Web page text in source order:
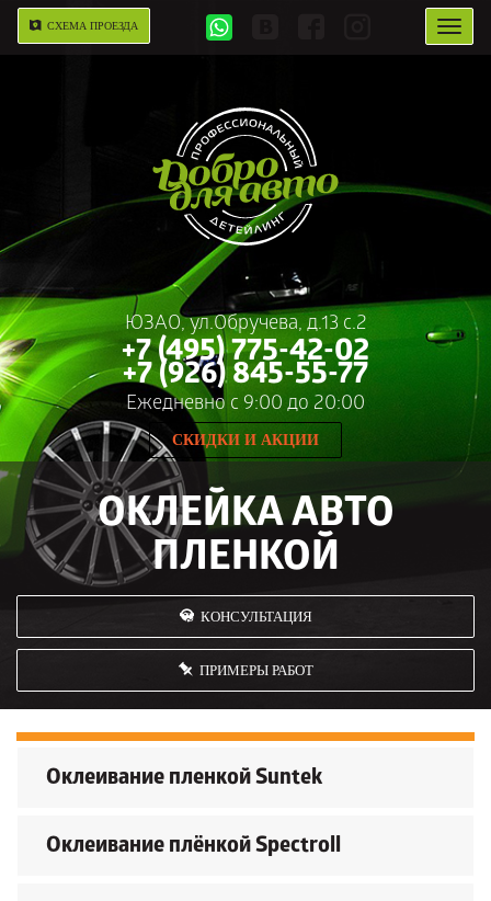
СХЕМА ПРОЕЗДА
ЮЗАО, ул.Обручева, д.13 с.2
+7 (495) 775-42-02
+7 (926) 845-55-77
Ежедневно c 9:00 до 20:00
СКИДКИ И АКЦИИ
ОКЛЕЙКА АВТО
ПЛЕНКОЙ
КОНСУЛЬТАЦИЯ
ПРИМЕРЫ РАБОТ
Оклеивание пленкой Suntek
Оклеивание плёнкой Spectroll